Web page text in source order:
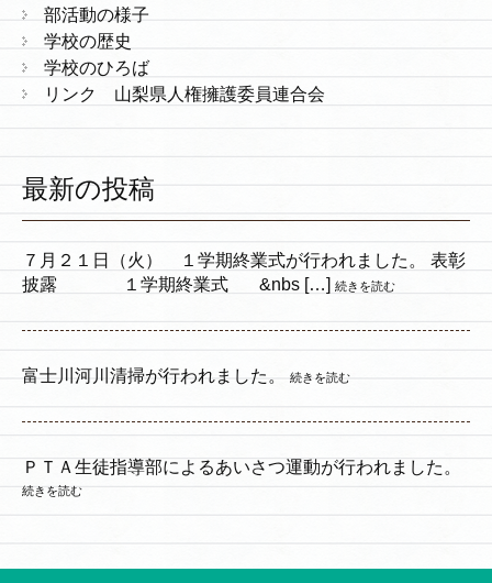
部活動の様子
学校の歴史
学校のひろば
リンク 山梨県人権擁護委員連合会
最新の投稿
７月２１日（火） １学期終業式が行われました。 表彰
披露 １学期終業式 &nbs […] 続きを読む
富士川河川清掃が行われました。 続きを読む
ＰＴＡ生徒指導部によるあいさつ運動が行われました。
続きを読む